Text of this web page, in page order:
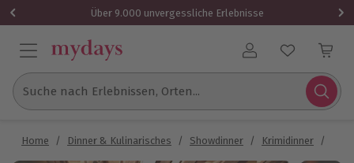
Über 9.000 unvergessliche Erlebnisse
Benutzerkonto
Suche nach Erlebnissen, Orten...
Home / Dinner & Kulinarisches / Showdinner / Krimidinner /